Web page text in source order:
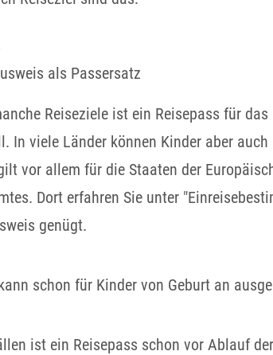
als Passersatz
Reiseziele ist ein Reisepass für
In viele Länder können Kinder aber
vor allem für die Staaten der
Dort erfahren Sie unter
genügt.
schon für Kinder von Geburt an
ist ein Reisepass schon vor Ablauf